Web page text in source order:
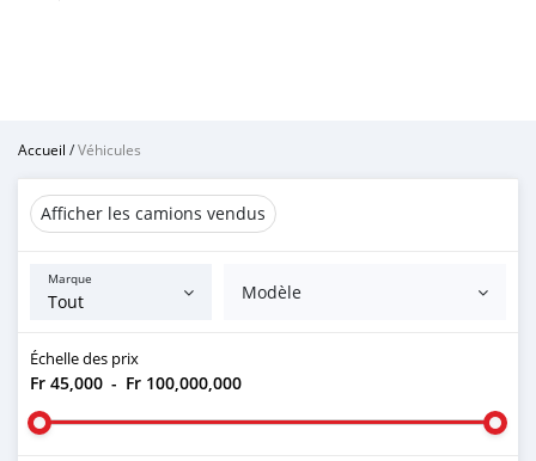
Accueil /Véhicules
Afficher les camions vendus
Marque
Modèle
Échelle des prix
Fr 45,000 - Fr 100,000,000